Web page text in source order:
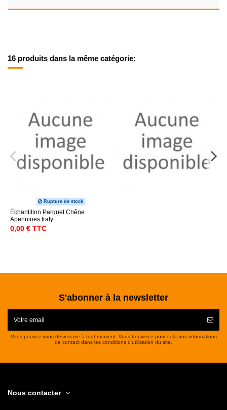
16 produits dans la même catégorie:
Rupture de stock
Échantillon Parquet Chêne
Apennines Iraty
0,00 € TTC
S'abonner à la newsletter
Vous pouvez vous désinscrire à tout moment. Vous trouverez pour cela nos informations
de contact dans les conditions d'utilisation du site.
Nous contacter